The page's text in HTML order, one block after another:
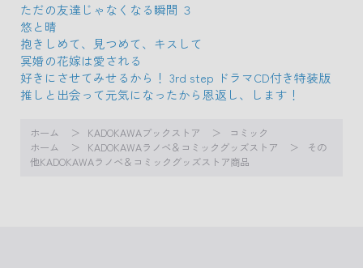
ただの友達じゃなくなる瞬間 ３
悠と晴
抱きしめて、見つめて、キスして
冥婚の花嫁は愛される
好きにさせてみせるから！ 3rd step ドラマCD付き特装版
推しと出会って元気になったから恩返し、します！
ホーム KADOKAWAブックストア
コミック
ホーム
KADOKAWAラノベ＆コミックグッズストア
その
他KADOKAWAラノベ＆コミックグッズストア商品